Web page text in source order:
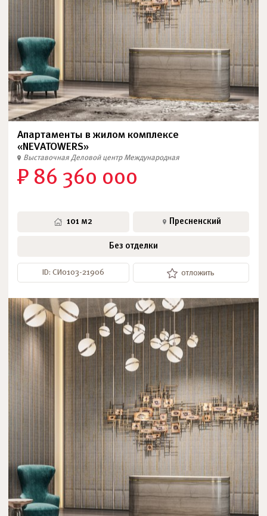
Апартаменты в жилом комплексе
«NEVATOWERS»
Выставочная Деловой центр Международная
₽ 86 360 000
101 м2 Пресненский
Без отделки
ID: СИ0103-21906 отложить